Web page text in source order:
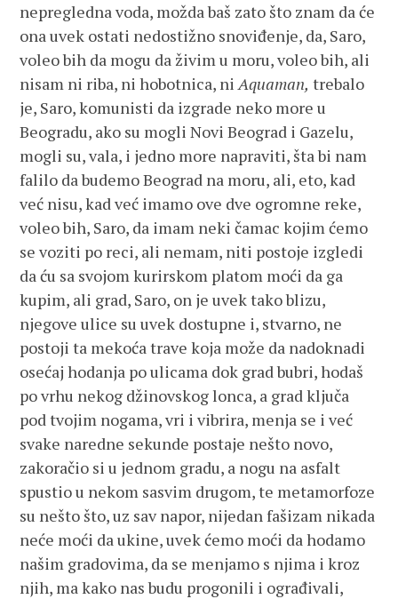
nepregledna voda, možda baš zato što znam da će
ona uvek ostati nedostižno snoviđenje, da, Saro,
voleo bih da mogu da živim u moru, voleo bih, ali
nisam ni riba, ni hobotnica, niAquaman, trebalo
je, Saro, komunisti da izgrade neko more u
Beogradu, ako su mogli Novi Beograd i Gazelu,
mogli su, vala, i jedno more napraviti, šta bi nam
falilo da budemo Beograd na moru, ali, eto, kad
već nisu, kad već imamo ove dve ogromne reke,
voleo bih, Saro, da imam neki čamac kojim ćemo
se voziti po reci, ali nemam, niti postoje izgledi
da ću sa svojom kurirskom platom moći da ga
kupim, ali grad, Saro, on je uvek tako blizu,
njegove ulice su uvek dostupne i, stvarno, ne
postoji ta mekoća trave koja može da nadoknadi
osećaj hodanja po ulicama dok grad bubri, hodaš
po vrhu nekog džinovskog lonca, a grad ključa
pod tvojim nogama, vri i vibrira, menja se i već
svake naredne sekunde postaje nešto novo,
zakoračio si u jednom gradu, a nogu na asfalt
spustio u nekom sasvim drugom, te metamorfoze
su nešto što, uz sav napor, nijedan fašizam nikada
neće moći da ukine, uvek ćemo moći da hodamo
našim gradovima, da se menjamo s njima i kroz
njih, ma kako nas budu progonili i ograđivali,